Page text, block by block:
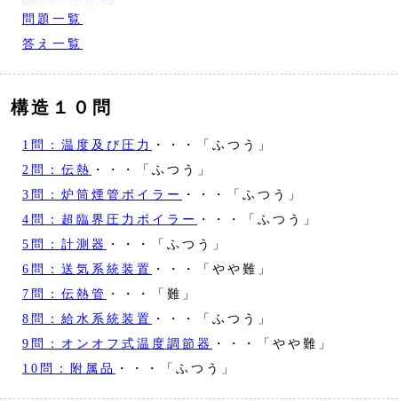
問題一覧
答え一覧
構造１０問
1問：温度及び圧力
・・・「ふつう」
2問：伝熱 ・・・「ふつう」
3問：炉筒煙管ボイラー
・・・「ふつう」
4問：超臨界圧力ボイラー
・・・「ふつう」
5問：計測器
・・・「ふつう」
6問：送気系統装置 ・・・「やや難」
7問：伝熱管
・・・「難」
8問：給水系統装置 ・・・「ふつう」
9問：オンオフ式温度調節器
・・・「やや難」
10問：附属品
・・・「ふつう」